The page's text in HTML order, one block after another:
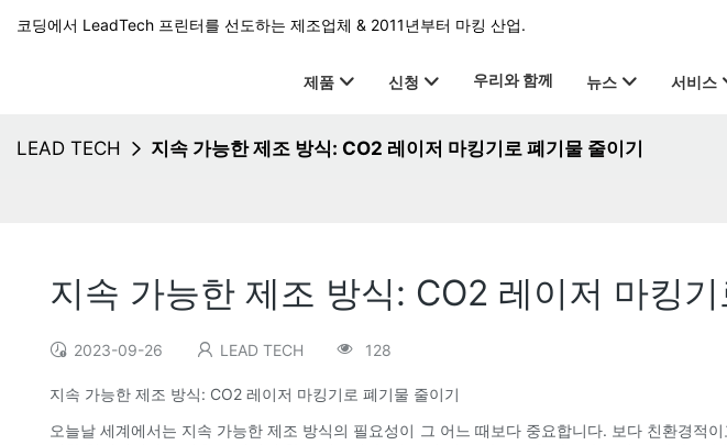
코딩에서 LeadTech 프린터를 선도하는 제조업체 & 2011년부터 마킹 산업.
제품 신청 우리와 함께 뉴스 서비스
LEAD TECH 지속 가능한 제조 방식: CO2 레이저 마킹기로 폐기물 줄이기
지속 가능한 제조 방식: CO2 레이저 마킹
2023-09-26 LEAD TECH 128
지속 가능한 제조 방식: CO2 레이저 마킹기로 폐기물 줄이기
오늘날 세계에서는 지속 가능한 제조 방식의 필요성이 그 어느 때보다 중요합니다. 보다 친환경